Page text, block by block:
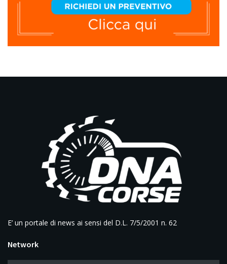
E’ un portale di news ai sensi del D.L. 7/5/2001 n. 62
Network